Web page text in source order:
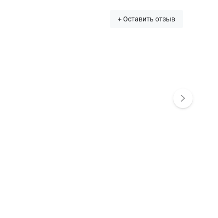
+ Оставить отзыв